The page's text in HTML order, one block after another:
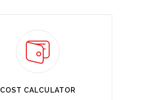
COST CALCULATOR